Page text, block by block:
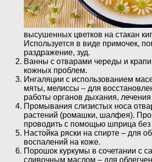
высушенных цветков на стакан
Используется в виде примочек,
раздражение, зуд.
Ванны с отварами череды и
кожных проблем.
Ингаляции с использованием
мяты, мелиссы – для
работы органов дыхания, лечения
Промывания слизистых носа
растений (ромашки, шалфея).
проводить с помощью шприца без
Настойка ряски на спирте – для
воспалений на коже.
Порошок куркумы в сочетании с
сливочным маслом – для